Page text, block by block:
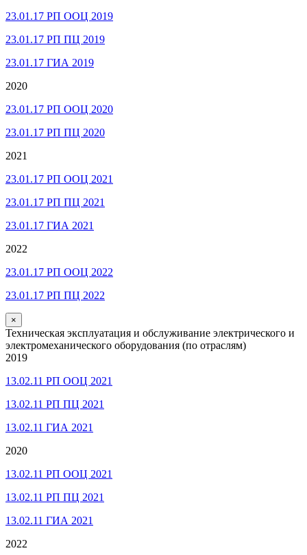
23.01.17 РП ООЦ 2019
23.01.17 РП ПЦ 2019
23.01.17 ГИА 2019
2020
23.01.17 РП ООЦ 2020
23.01.17 РП ПЦ 2020
2021
23.01.17 РП ООЦ 2021
23.01.17 РП ПЦ 2021
23.01.17 ГИА 2021
2022
23.01.17 РП ООЦ 2022
23.01.17 РП ПЦ 2022
×
Техническая эксплуатация и обслуживание электрического и
электромеханического оборудования (по отраслям)
2019
13.02.11 РП ООЦ 2021
13.02.11 РП ПЦ 2021
13.02.11 ГИА 2021
2020
13.02.11 РП ООЦ 2021
13.02.11 РП ПЦ 2021
13.02.11 ГИА 2021
2022